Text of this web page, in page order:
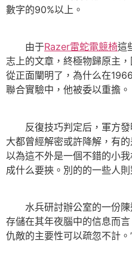
數字的90%以上。
由于Razer雷蛇電競椅這
志上的文章，終極物歸原主
從正面闡明了，為什么在
聯合實驗中，他被委以重擔。
反復技巧判定后，軍方發
大都曾經解密或許降解，有
以為這不外是一個不錯的小
成什么要挾。別的的一些人
水兵研討辦公室的一份陳
存儲在其年夜腦中的信息而
仇敵的主要性可以疏忽不計。